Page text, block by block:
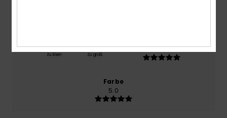
Zu klein Zu groß
5.0
Farbe
5.0